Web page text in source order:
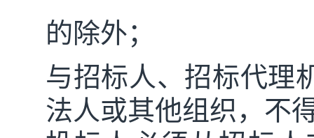
的除外；
与招标人、招标代理
法人或其他组织，不